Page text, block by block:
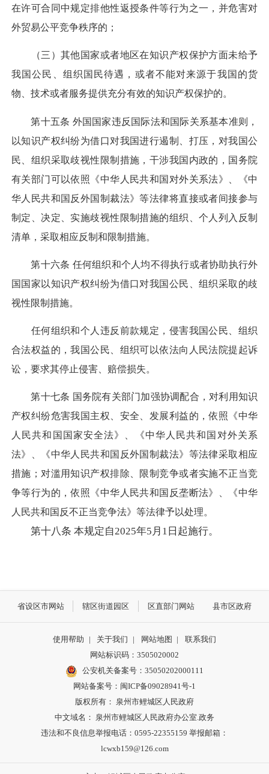
在许可合同中规定排他性返授条件等行为之一，并危害对
外贸易公平竞争秩序的；
（三）其他国家或者地区在知识产权保护方面未给予
我国公民、组织国民待遇，或者不能对来源于我国的货
物、技术或者服务提供充分有效的知识产权保护的。
第十五条 外国国家违反国际法和国际关系基本准则，
以知识产权纠纷为借口对我国进行遏制、打压，对我国公
民、组织采取歧视性限制措施，干涉我国内政的，国务院
有关部门可以依照《中华人民共和国对外关系法》、《中
华人民共和国反外国制裁法》等法律将直接或者间接参与
制定、决定、实施歧视性限制措施的组织、个人列入反制
清单，采取相应反制和限制措施。
第十六条 任何组织和个人均不得执行或者协助执行外
国国家以知识产权纠纷为借口对我国公民、组织采取的歧
视性限制措施。
任何组织和个人违反前款规定，侵害我国公民、组织
合法权益的，我国公民、组织可以依法向人民法院提起诉
讼，要求其停止侵害、赔偿损失。
第十七条 国务院有关部门加强协调配合，对利用知识
产权纠纷危害我国主权、安全、发展利益的，依照《中华
人民共和国国家安全法》、《中华人民共和国对外关系
法》、《中华人民共和国反外国制裁法》等法律采取相应
措施；对滥用知识产权排除、限制竞争或者实施不正当竞
争等行为的，依照《中华人民共和国反垄断法》、《中华
人民共和国反不正当竞争法》等法律予以处理。
第十八条 本规定自2025年5月1日起施行。
省设区市网站 辖区街道园区 区直部门网站 县市区政府
使用帮助 | 关于我们 | 网站地图 |
联系我们
网站标识码：3505020002
公安机关备案号：35050202000111
网站备案号：闽ICP备09028941号-1
版权所有： 泉州市鲤城区人民政府
中文域名： 泉州市鲤城区人民政府办公室.政务
违法和不良信息举报电话：0595-22355159 举报邮箱：
lcwxb159@126.com